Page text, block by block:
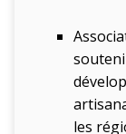
les